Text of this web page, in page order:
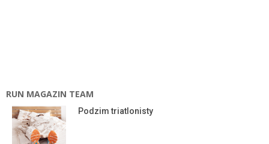
RUN MAGAZIN TEAM
Podzim triatlonisty